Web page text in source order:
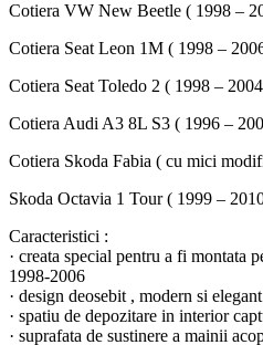
Cotiera VW New Beetle ( 1998 –
Cotiera Seat Leon 1M ( 1998 –
Cotiera Seat Toledo 2 ( 1998 –
Cotiera Audi A3 8L S3 ( 1996 –
Cotiera Skoda Fabia ( cu mici
Skoda Octavia 1 Tour ( 1999 –
Caracteristici :
· creata special pentru a fi montata
1998-2006
· design deosebit , modern si elegant
· spatiu de depozitare in interior
· suprafata de sustinere a mainii